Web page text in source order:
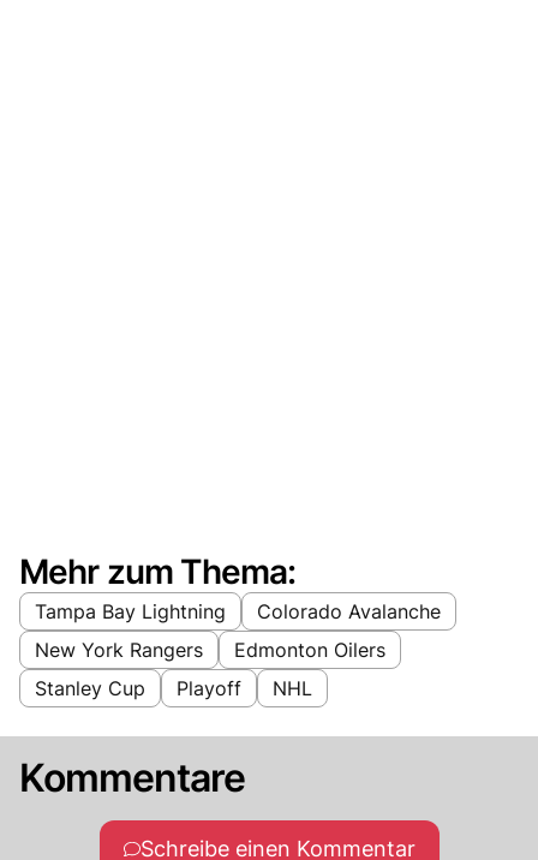
Mehr zum Thema:
Tampa Bay Lightning
Colorado Avalanche
New York Rangers
Edmonton Oilers
Stanley Cup
Playoff NHL
Kommentare
Schreibe einen Kommentar